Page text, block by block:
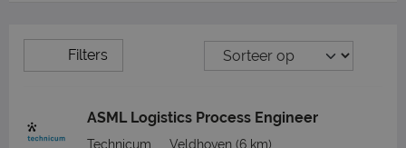
Filters
ASML Logistics Process Engineer
Technicum Veldhoven (6 km)